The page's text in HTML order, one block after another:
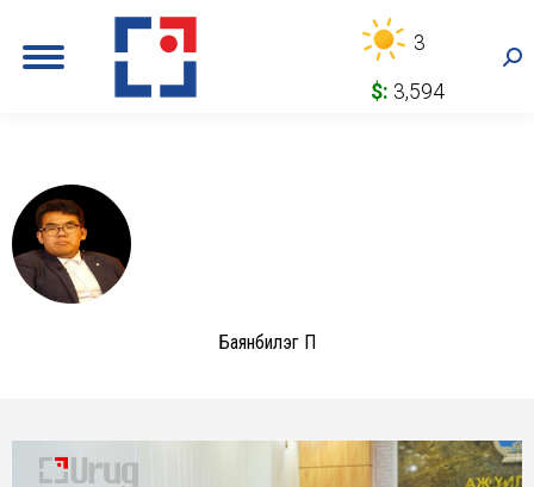
3
$: 3,594
Баянбилэг П